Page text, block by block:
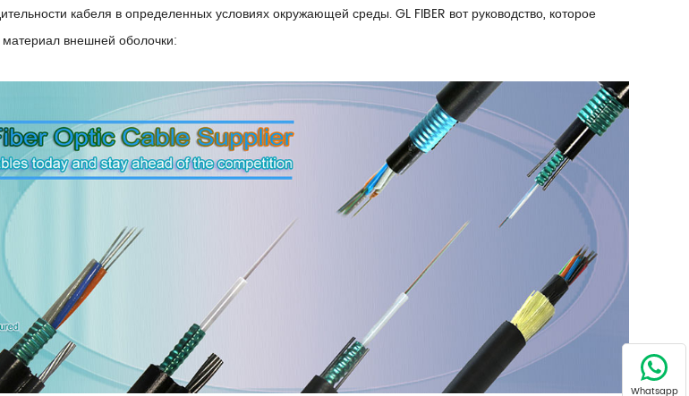
кабеля в определенных условиях окружающей среды. GL FIBER вот руководство, которое
внешней оболочки:
Whatsapp